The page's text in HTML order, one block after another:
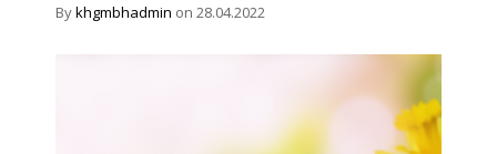
Bykhgmbhadmin on 28.04.2022